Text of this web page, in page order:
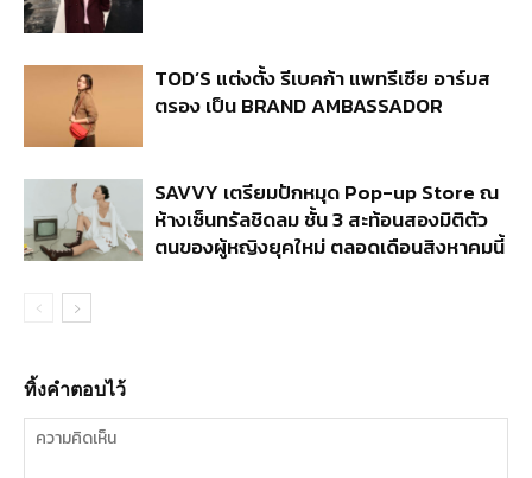
TOD’S แต่งตั้ง รีเบคก้า แพทรีเซีย อาร์มส
ตรอง เป็น BRAND AMBASSADOR
SAVVY เตรียมปักหมุด Pop-up Store ณ
ห้างเซ็นทรัลชิดลม ชั้น 3 สะท้อนสองมิติตัว
ตนของผู้หญิงยุคใหม่ ตลอดเดือนสิงหาคมนี้
ทิ้งคำตอบไว้